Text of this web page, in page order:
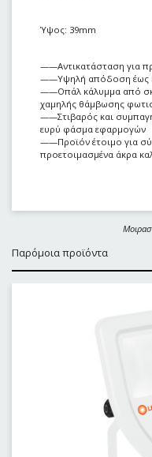
Ύψος: 39mm
——Αντικατάσταση για
——Υψηλή απόδοση έως
——Οπάλ κάλυμμα από
χαμηλής θάμβωσης
——Στιβαρός και
ευρύ φάσμα εφαρμογών
——Προϊόν έτοιμο για
προετοιμασμένα άκρα
Παρόμοια προϊόντα